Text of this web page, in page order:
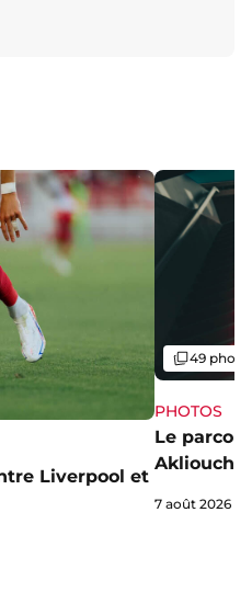
Liverpool et
PHOTOS
Le
Akliouche
Galerie
49
7 août 2026